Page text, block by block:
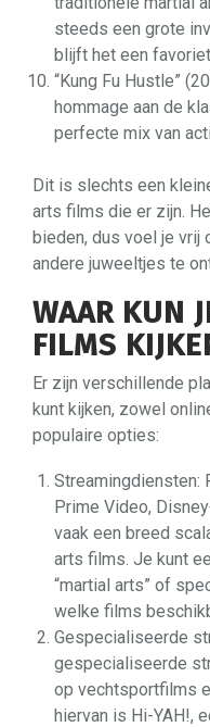
steeds een grote
blijft het een
“Kung Fu Hustle”
hommage aan de
perfecte mix van
Dit is slechts een
arts films die er zijn.
bieden, dus voel je vrij
andere juweeltjes te
WAAR KUN
FILMS
Er zijn verschillende
kunt kijken, zowel
populaire opties:
Streamingdiensten:
Prime Video,
vaak een breed
arts films. Je kunt
“martial arts” of
welke films
Gespecialiseerde
gespecialiseerde
op vechtsportfilms
hiervan is Hi-YAH!,